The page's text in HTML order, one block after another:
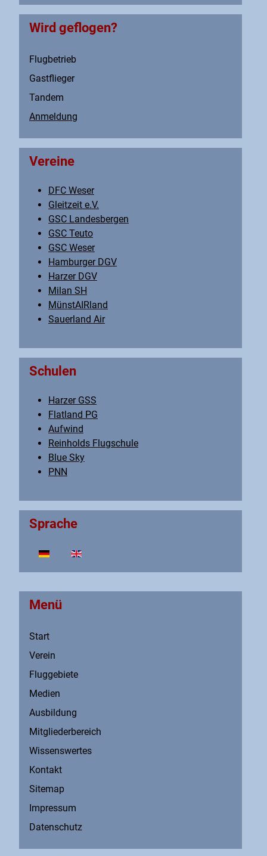
Menü
Start
Verein
Fluggebiete
Medien
Ausbildung
Mitgliederbereich
Wissenswertes
Kontakt
Sitemap
Impressum
Datenschutz
Wird geflogen?
Flugbetrieb
Gastflieger
Tandem
Anmeldung
Vereine
DFC Weser
Gleitzeit e.V.
GSC Landesbergen
GSC Teuto
GSC Weser
Hamburger DGV
Harzer DGV
Milan SH
MünstAIRland
Sauerland Air
Schulen
Harzer GSS
Flatland PG
Aufwind
Reinholds Flugschule
Blue Sky
PNN
Sprache
Sprache auswählen